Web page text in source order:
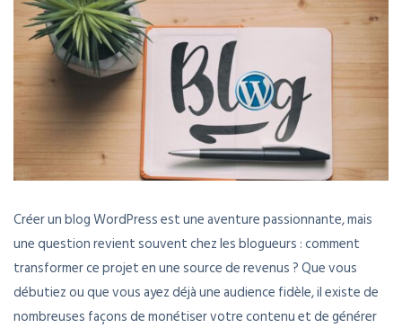
Créer un blog WordPress est une aventure passionnante, mais
une question revient souvent chez les blogueurs : comment
transformer ce projet en une source de revenus ? Que vous
débutiez ou que vous ayez déjà une audience fidèle, il existe de
nombreuses façons de monétiser votre contenu et de générer